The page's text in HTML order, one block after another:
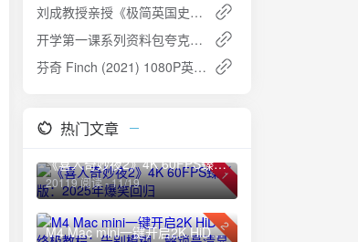
刘成教授亲授《极简英国史》完结课程：解锁千年英伦文明密码
开学第一课系列资料包夸克网盘高速下载免费攻略
芬奇 Finch (2021) 1080P英语中英双字夸克网盘高速下载
热门文章
1
《喜人奇妙夜2》4K 60FPS臻彩版：2025年爆笑回归
20119 阅读 - 11/19
2
M4 Mac mini一键开启2K HiDPI终极教程：告别模糊，解锁高清显示！